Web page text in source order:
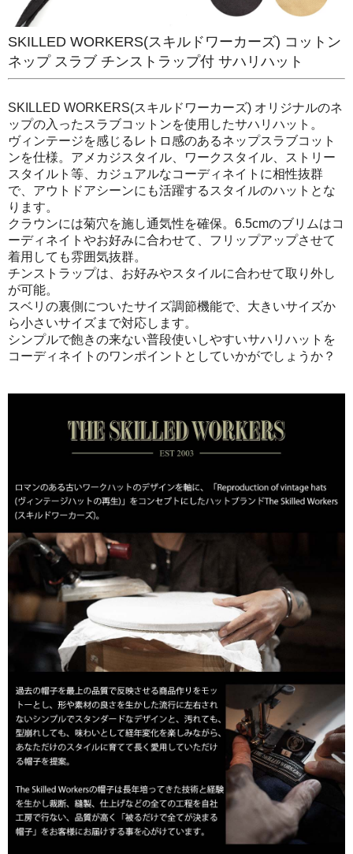
SKILLED WORKERS(スキルドワーカーズ) コットン
ネップ スラブ チンストラップ付 サハリハット
SKILLED WORKERS(スキルドワーカーズ) オリジナルのネ
ップの入ったスラブコットンを使用したサハリハット。
ヴィンテージを感じるレトロ感のあるネップスラブコット
ンを仕様。アメカジスタイル、ワークスタイル、ストリー
スタイルト等、カジュアルなコーディネイトに相性抜群
で、アウトドアシーンにも活躍するスタイルのハットとな
ります。
クラウンには菊穴を施し通気性を確保。6.5cmのブリムはコ
ーディネイトやお好みに合わせて、フリップアップさせて
着用しても雰囲気抜群。
チンストラップは、お好みやスタイルに合わせて取り外し
が可能。
スベリの裏側についたサイズ調節機能で、大きいサイズか
ら小さいサイズまで対応します。
シンプルで飽きの来ない普段使いしやすいサハリハットを
コーディネイトのワンポイントとしていかがでしょうか？